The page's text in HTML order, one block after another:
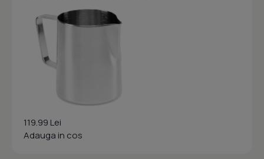
119.99 Lei
Adauga in cos